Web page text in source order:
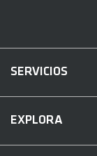
SERVICIOS
EXPLORA